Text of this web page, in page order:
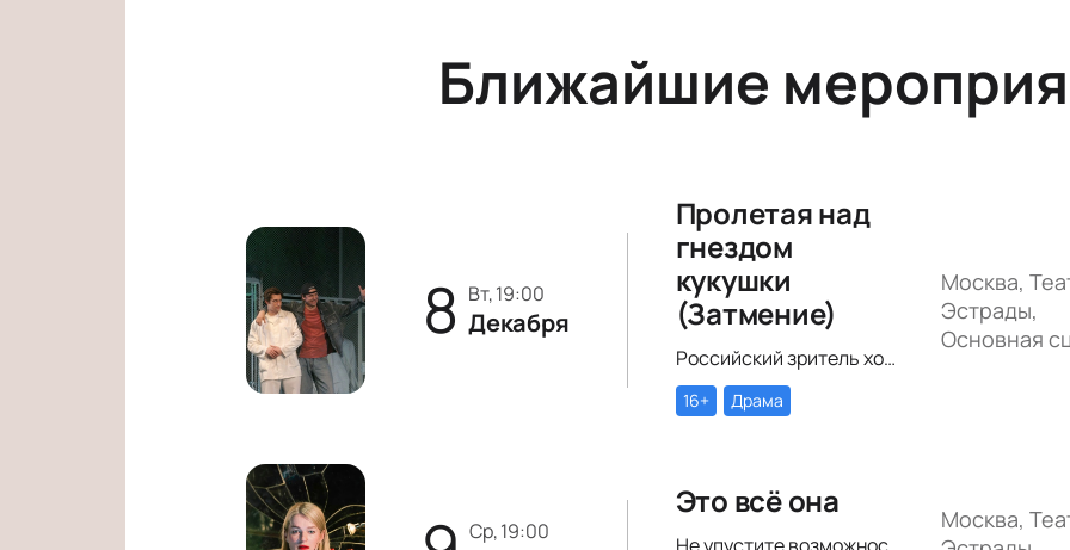
Ближайшие
8 вт, 19:00
Декабря
Пролетая над
гнездом
кукушки
(Затмение)
Российский зритель хорошо знаком с произведением Кена Кизи «Пролетая над гнездом кукушки». История поменяла название (теперь оно звучит совсем кратко – «Затмение»), но сюжет по-прежнему будоражит умы зрителей.
16+ Драма
Москва,
Эстрады,
Основная
ср, 19:00
Это всё она
Москва,